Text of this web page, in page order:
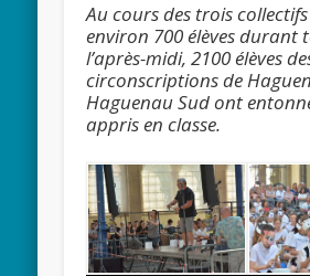
Au cours des trois
environ 700 élèves durant
l’après-midi, 2100 élèves
circonscriptions de
Haguenau Sud ont
appris en classe.